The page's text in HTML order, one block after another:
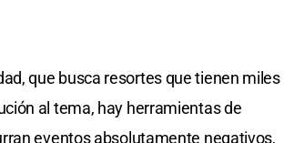
que busca resortes que tienen miles
al tema, hay herramientas de
eventos absolutamente negativos,